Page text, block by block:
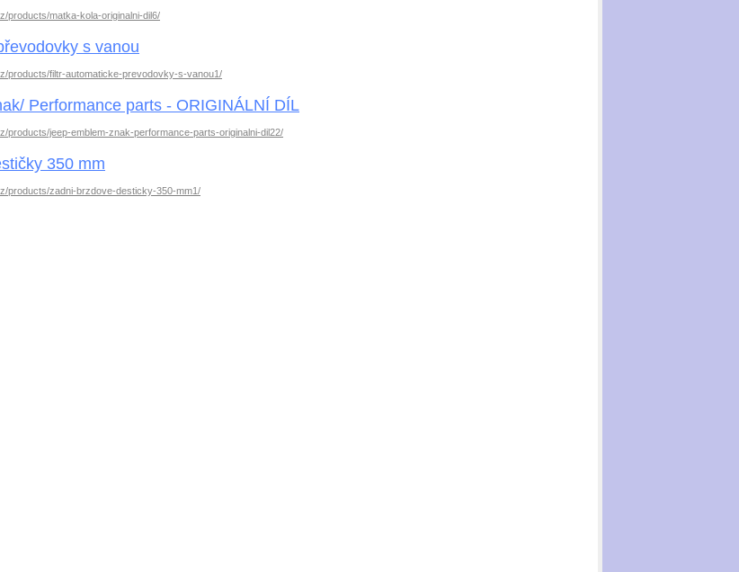
products/matka-kola-originalni-dil6/
s vanou
products/filtr-automaticke-prevodovky-s-vanou1/
Performance parts - ORIGINÁLNÍ DÍL
products/jeep-emblem-znak-performance-parts-originalni-dil22/
350 mm
products/zadni-brzdove-desticky-350-mm1/